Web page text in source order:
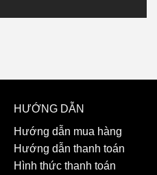
HƯỚNG DẪN
Hướng dẫn mua hàng
Hướng dẫn thanh toán
Hình thức thanh toán